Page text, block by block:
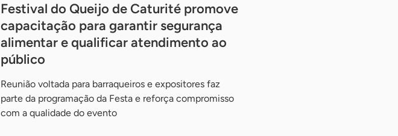
Festival do Queijo de Caturité promove
capacitação para garantir segurança
alimentar e qualificar atendimento ao
público
Reunião voltada para barraqueiros e expositores faz
parte da programação da Festa e reforça compromisso
com a qualidade do evento